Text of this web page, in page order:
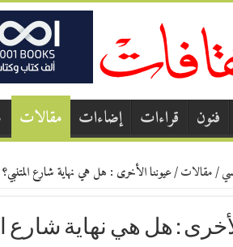
فنون قراءات إضاءات مقالات
/مقالات/عيوننا الأخرى : هل هي نهاية شارع المتنبي؟
: هل هي نهاية شارع